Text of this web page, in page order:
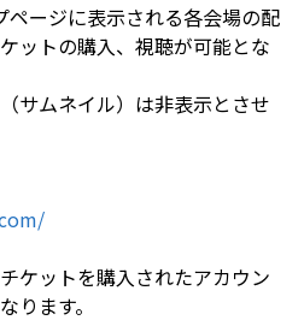
ージに表示される各会場の配
ットの購入、視聴が可能とな
サムネイル）は非表示とさせ
ケットを購入されたアカウン
ります。